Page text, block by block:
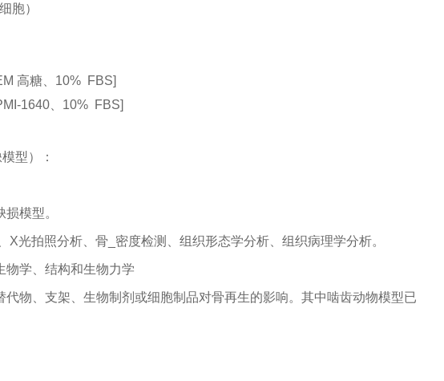
胞）
高糖、10% FBS]
1640、10% FBS]
型）：
模型。
、X光拍照分析、骨_密度检测、组织形态学分析、组织病理学分析。
物学、结构和生物力学
物、支架、生物制剂或细胞制品对骨再生的影响。其中啮齿动物模型已